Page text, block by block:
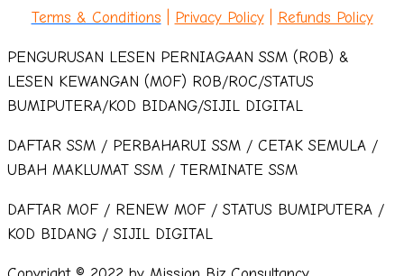
Terms & Conditions Privacy Policy| Refunds Policy
PENGURUSAN LESEN PERNIAGAAN SSM (ROB) &
LESEN KEWANGAN (MOF) ROB/ROC/STATUS
BUMIPUTERA/KOD BIDANG/SIJIL DIGITAL
DAFTAR SSM / PERBAHARUI SSM / CETAK SEMULA /
UBAH MAKLUMAT SSM / TERMINATE SSM
DAFTAR MOF / RENEW MOF / STATUS BUMIPUTERA /
KOD BIDANG / SIJIL DIGITAL